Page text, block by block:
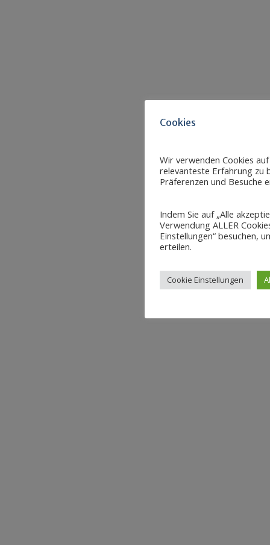
Cookies
Wir verwenden Cookies
relevanteste Erfahrung zu
Präferenzen und Besuche
Indem Sie auf „Alle
Verwendung ALLER
Einstellungen“ besuchen,
erteilen.
Cookie Einstellungen